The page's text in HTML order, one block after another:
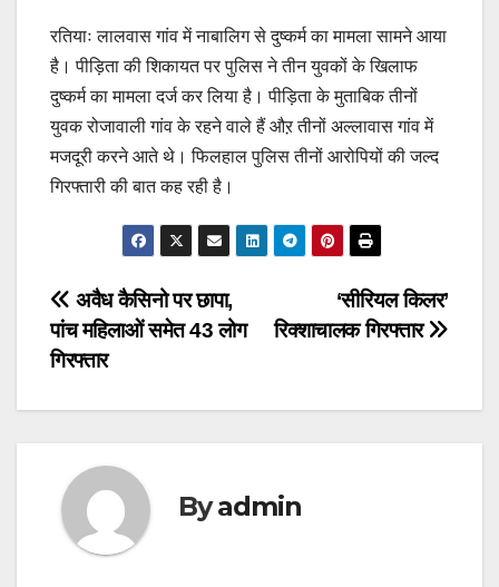
रतियाः लालवास गांव में नाबालिग से दुष्कर्म का मामला सामने आया
है। पीड़िता की शिकायत पर पुलिस ने तीन युवकों के खिलाफ
दुष्कर्म का मामला दर्ज कर लिया है। पीड़िता के मुताबिक तीनों
युवक रोजावाली गांव के रहने वाले हैं औऱ तीनों अल्लावास गांव में
मजदूरी करने आते थे। फिलहाल पुलिस तीनों आरोपियों की जल्द
गिरफ्तारी की बात कह रही है।
Post
navigation
‘सीरियल किलर’
रिक्शाचालक गिरफ्तार
अवैध कैसिनो पर छापा,
पांच महिलाओं समेत 43 लोग
गिरफ्तार
Byadmin